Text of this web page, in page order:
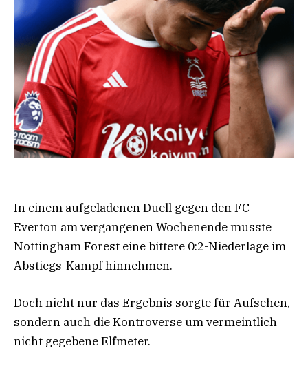
In einem aufgeladenen Duell gegen den FC
Everton am vergangenen Wochenende musste
Nottingham Forest eine bittere 0:2-Niederlage im
Abstiegs-Kampf hinnehmen.
Doch nicht nur das Ergebnis sorgte für Aufsehen,
sondern auch die Kontroverse um vermeintlich
nicht gegebene Elfmeter.